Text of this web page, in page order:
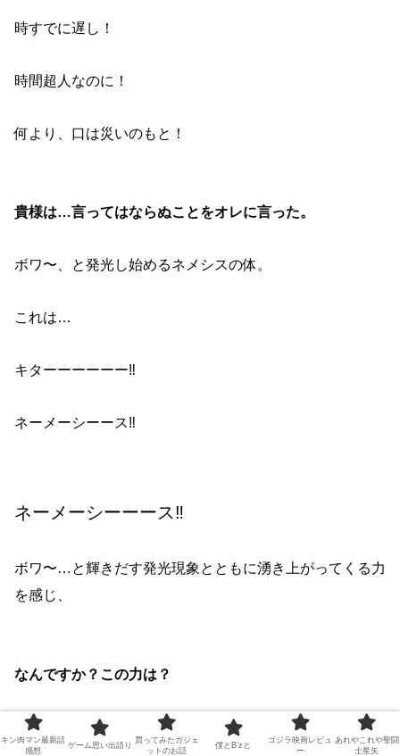
時すでに遅し！
時間超人なのに！
何より、口は災いのもと！
貴様は…言ってはならぬことをオレに言った。
ボワ〜、と発光し始めるネメシスの体。
これは…
キターーーーーー‼︎
ネーメーシーース‼︎
ネーメーシーーース‼︎
ボワ〜…と輝きだす発光現象とともに湧き上がってくる力
を感じ、
なんですか？この力は？
さすがのファナティックも戸惑いを覚えます。
キン肉マン最新話
感想
ゲーム思い出語り
買ってみたガジェ
ットのお話
僕とB’zと
ゴジラ映画レビュ
ー
あれやこれや聖闘
士星矢